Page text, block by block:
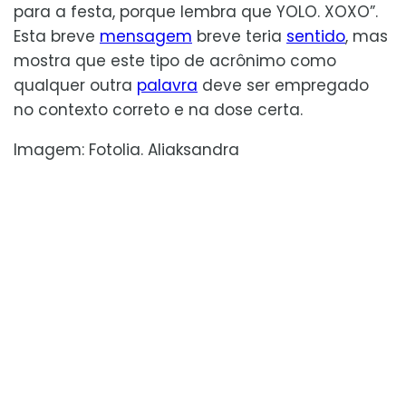
para a festa, porque lembra que YOLO. XOXO”.
Esta breve mensagem breve teria sentido, mas
mostra que este tipo de acrônimo como
qualquer outra palavra deve ser empregado
no contexto correto e na dose certa.
Imagem: Fotolia. Aliaksandra